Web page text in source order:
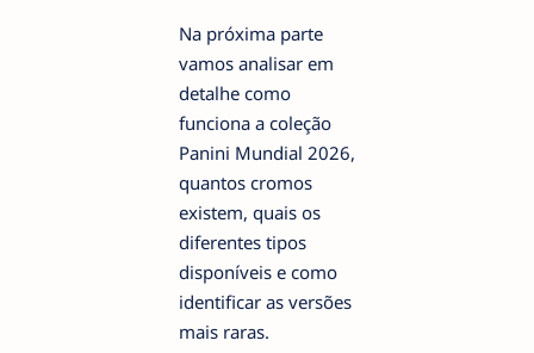
Na próxima parte
vamos analisar em
detalhe como
funciona a coleção
Panini Mundial 2026,
quantos cromos
existem, quais os
diferentes tipos
disponíveis e como
identificar as versões
mais raras.